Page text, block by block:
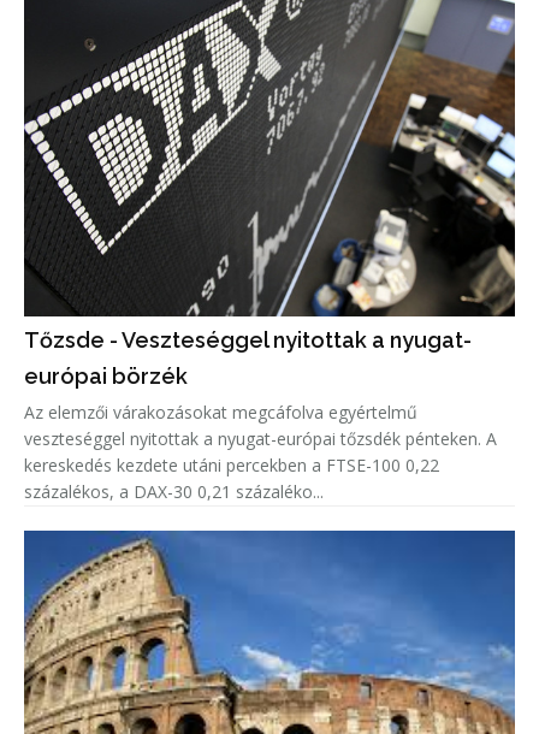
Tőzsde - Veszteséggel nyitottak a nyugat-
európai börzék
Az elemzői várakozásokat megcáfolva egyértelmű
veszteséggel nyitottak a nyugat-európai tőzsdék pénteken. A
kereskedés kezdete utáni percekben a FTSE-100 0,22
százalékos, a DAX-30 0,21 százaléko...